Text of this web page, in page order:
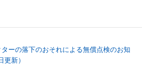
ーの落下のおそれによる無償点検のお知
新）